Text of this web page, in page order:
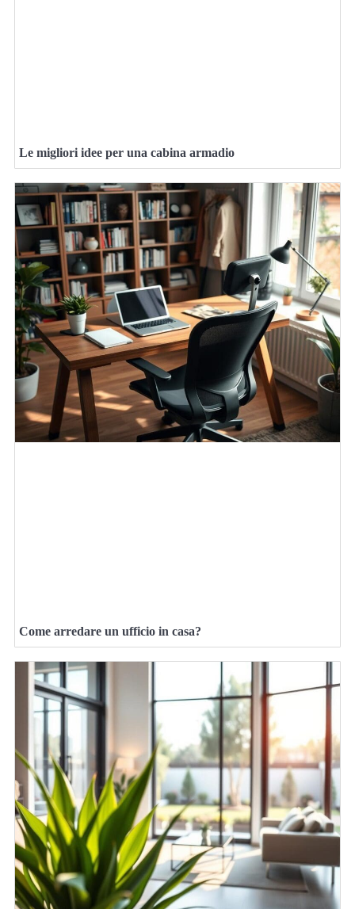
Le migliori idee per una cabina armadio
Come arredare un ufficio in casa?